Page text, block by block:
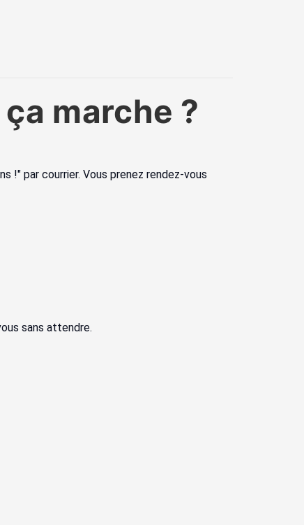
marche ?
!" par courrier. Vous prenez rendez-vous
sans attendre.